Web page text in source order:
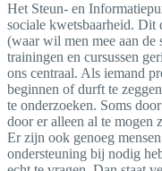
Het Steun- en
sociale kwetsbaarheid. Dit
(waar wil men mee aan de
trainingen en cursussen
ons centraal. Als iemand
beginnen of durft te
te onderzoeken. Soms
door er alleen al te mogen
Er zijn ook genoeg
ondersteuning bij nodig